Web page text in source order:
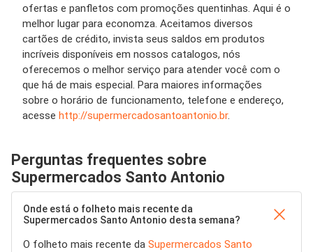
ofertas e panfletos com promoções quentinhas. Aqui é o
melhor lugar para economza. Aceitamos diversos
cartões de crédito, invista seus saldos em produtos
incríveis disponíveis em nossos catalogos, nós
oferecemos o melhor serviço para atender você com o
que há de mais especial. Para maiores informações
sobre o horário de funcionamento, telefone e endereço,
acesse http://supermercadosantoantonio.br.
Perguntas frequentes sobre
Supermercados Santo Antonio
Onde está o folheto mais recente da
Supermercados Santo Antonio desta semana?
O folheto mais recente da Supermercados Santo